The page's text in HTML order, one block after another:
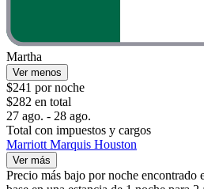
Martha
Ver menos
$241 por noche
$282 en total
27 ago. - 28 ago.
Total con impuestos y cargos
Marriott Marquis Houston
Ver más
Precio más bajo por noche encontrado